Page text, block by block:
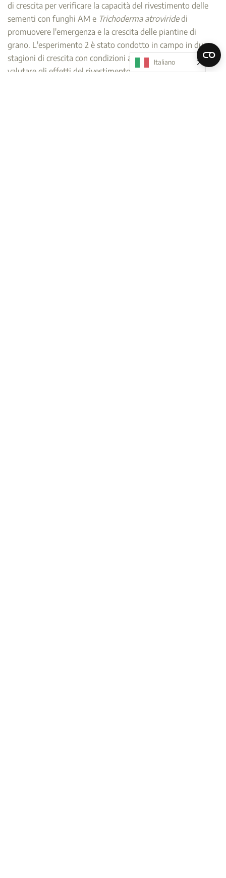
di crescita per verificare la capacità del rivestimento delle
sementi con funghi AM e Trichoderma atroviridedi
promuovere l'emergenza e la crescita delle piantine di
grano. L'esperimento 2 è stato condotto in campo in due
stagioni di crescita con condizioni ambientali variabili, per
valutare gli effetti del rivestimento delle sementi con
Italiano